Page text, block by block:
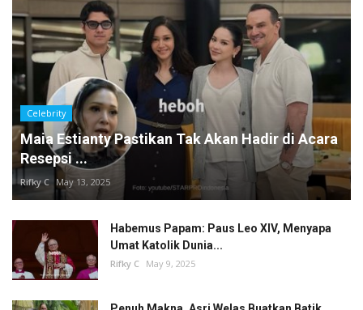
Celebrity
Maia Estianty Pastikan Tak Akan Hadir di Acara
Resepsi ...
Rifky C May 13, 2025
Habemus Papam: Paus Leo XIV, Menyapa
Umat Katolik Dunia...
Rifky C May 9, 2025